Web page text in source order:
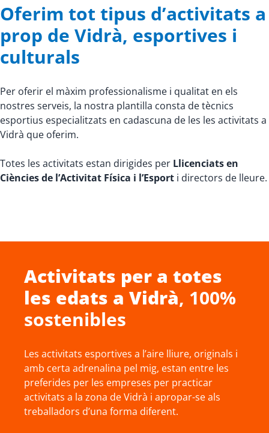
Oferim tot tipus d’activitats a
prop de Vidrà, esportives i
culturals
Per oferir el màxim professionalisme i qualitat en els
nostres serveis, la nostra plantilla consta de tècnics
esportius especialitzats en cadascuna de les les activitats a
Vidrà que oferim.
Totes les activitats estan dirigides per Llicenciats en
Ciències de l’Activitat Física i l’Esport i directors de lleure.
Activitats per a totes
les edats a Vidrà, 100%
sostenibles
Les activitats esportives a l’aire lliure, originals i
amb certa adrenalina pel mig, estan entre les
preferides per les empreses per practicar
activitats a la zona de Vidrà i apropar-se als
treballadors d’una forma diferent.